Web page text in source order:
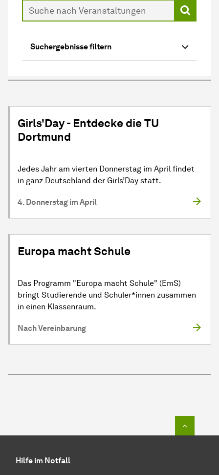
Suchergebnisse filtern
Events
Girls'Day - Entdecke die TU
Dortmund
Jedes Jahr am vierten Donnerstag im April findet
in ganz Deutschland der Girls’Day statt.
4. Donnerstag im April
Europa macht Schule
Das Programm "Europa macht Schule" (EmS)
bringt Studierende und Schüler*innen zusammen
in einen Klassenraum.
Nach Vereinbarung
Hilfe im Notfall